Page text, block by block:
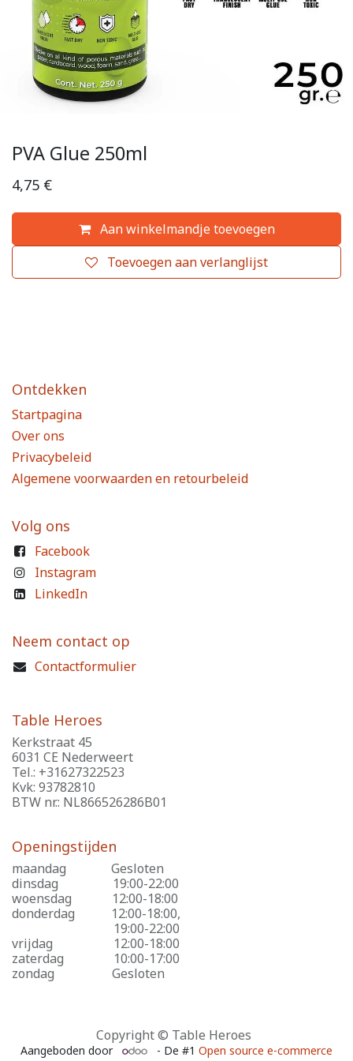
PVA Glue 250ml
4,75 €
Aan winkelmandje toevoegen
Toevoegen aan verlanglijst
Ontdekken
Startpagina
Over ons
Privacybeleid
Algemene voorwaarden en retourbeleid
Volg ons
Facebook
Instagram
LinkedIn
Neem contact op
Contactformulier
Table Heroes
Kerkstraat 45
6031 CE Nederweert
Tel.: +31627322523
Kvk: 93782810
BTW nr.: NL866526286B01
Openingstijden
maandag
​Gesloten
dinsdag
​19:00-22:00
woensdag
​12:00-18:00
donderdag
​12:00-18:00,
​19:00-22:00
vrijdag
​12:00-18:00
zaterdag
​10:00-17:00
zondag
​Gesloten
Copyright © Table Heroes
Aangeboden door - De #1Open source e-commerce